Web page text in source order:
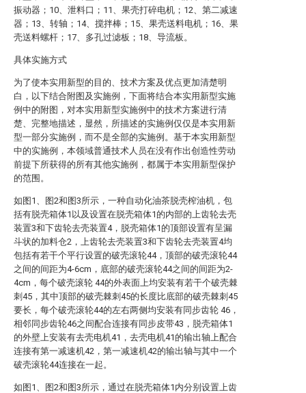
振动器；10、泄料口；11、果壳打碎电机；12、第二减速
器；13、转轴；14、搅拌棒；15、果壳送料电机；16、果
壳送料螺杆；17、多孔过滤板；18、导流板。
具体实施方式
为了使本实用新型的目的、技术方案及优点更加清楚明
白，以下结合附图及实施例，下面将结合本实用新型实施
例中的附图，对本实用新型实施例中的技术方案进行清
楚、完整地描述，显然，所描述的实施例仅仅是本实用新
型一部分实施例，而不是全部的实施例。基于本实用新型
中的实施例，本领域普通技术人员在没有作出创造性劳动
前提下所获得的所有其他实施例，都属于本实用新型保护
的范围。
如图1、图2和图3所示，一种自动化油茶脱壳榨油机，包
括有脱壳箱体1以及设置在脱壳箱体1的内部的上齿轮去壳
装置3和下齿轮去壳装置4，脱壳箱体1的顶部设置有呈漏
斗状的加料仓2，上齿轮去壳装置3和下齿轮去壳装置4均
包括有若干个平行设置的破壳滚轮44，顶部的破壳滚轮44
之间的间距为4-6cm，底部的破壳滚轮44之间的间距为2-
4cm，每个破壳滚轮 44的外表面上均安装有若干个破壳棘
刺45，其中顶部的破壳棘刺45的长度比底部的破壳棘刺45
要长，每个破壳滚轮44的左右两侧均安装有同步齿轮 46，
相邻同步齿轮46之间配合连接有同步皮带43，脱壳箱体1
的外壁上安装有去壳电机41，去壳电机41的输出轴上配合
连接有第一减速机42，第一减速机42的输出轴与其中一个
破壳滚轮44连接在一起。
如图1、图2和图3所示，通过在脱壳箱体1内分别设置上齿